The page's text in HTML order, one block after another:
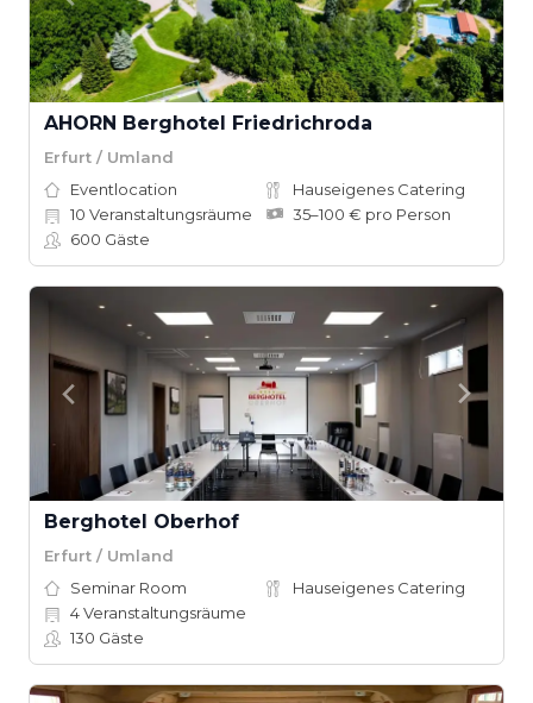
AHORN Berghotel Friedrichroda
Erfurt / Umland
Eventlocation
Hauseigenes Catering
10 Veranstaltungsräume
35–100 € pro Person
600 Gäste
Berghotel Oberhof
Erfurt / Umland
Seminar Room
Hauseigenes Catering
4Veranstaltungsräume
130 Gäste